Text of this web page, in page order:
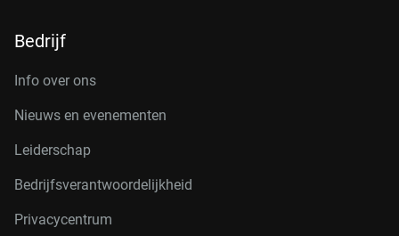
Bedrijf
Info over ons
Nieuws en evenementen
Leiderschap
Bedrijfsverantwoordelijkheid
Privacycentrum